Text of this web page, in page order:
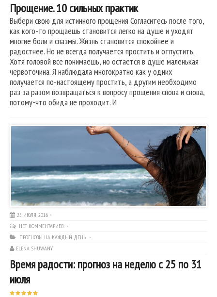
Прощение. 10 сильных практик
Выбери свою для истинного прощения Согласитесь после того,
как кого-то прощаешь становится легко на душе и уходят
многие боли и спазмы. Жизнь становится спокойнее и
радостнее. Но не всегда получается простить и отпустить.
Хотя головой все понимаешь, но остается в душе маленькая
червоточина. Я наблюдала многократно как у одних
получается по-настоящему простить, а другим необходимо
раз за разом возвращаться к вопросу прощения снова и снова,
потому-что обида не проходит. И
25 ИЮЛЯ, 2016
НЕТ КОММЕНТАРИЕВ
ПРОГНОЗЫ НА КАЖДЫЙ ДЕНЬ
ELENA SHUWANY
Время радости: прогноз на неделю с 25 по 31
июля